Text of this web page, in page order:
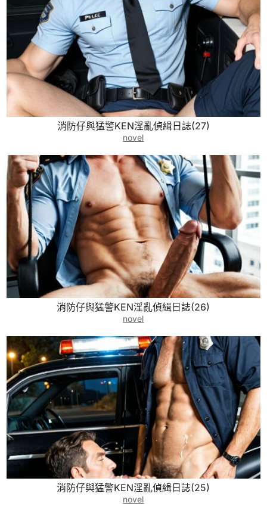
消防仔與猛警KEN淫亂偵緝日誌(27)
novel
消防仔與猛警KEN淫亂偵緝日誌(26)
novel
消防仔與猛警KEN淫亂偵緝日誌(25)
novel